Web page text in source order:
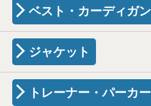
ベスト・カーディガン
ジャケット
トレーナー・パーカー